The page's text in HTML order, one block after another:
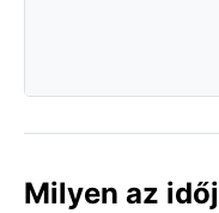
Milyen az